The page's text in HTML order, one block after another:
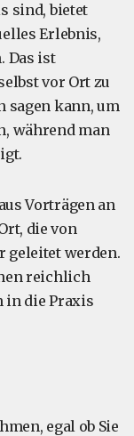
sind, bietet
Erlebnis,
Das ist
vor Ort zu
sagen kann, um
während man
Vorträgen an
die von
geleitet werden.
reichlich
in die Praxis
egal ob Sie